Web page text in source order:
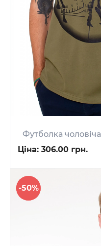
Футболка чоловіча
Ціна: 306.00 грн.
-50%